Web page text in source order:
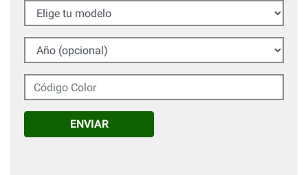
Elige tu modelo
Año (opcional)
Código Color
ENVIAR